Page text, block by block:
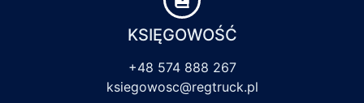
KSIĘGOWOŚĆ
+48 574 888 267
ksiegowosc@regtruck.pl